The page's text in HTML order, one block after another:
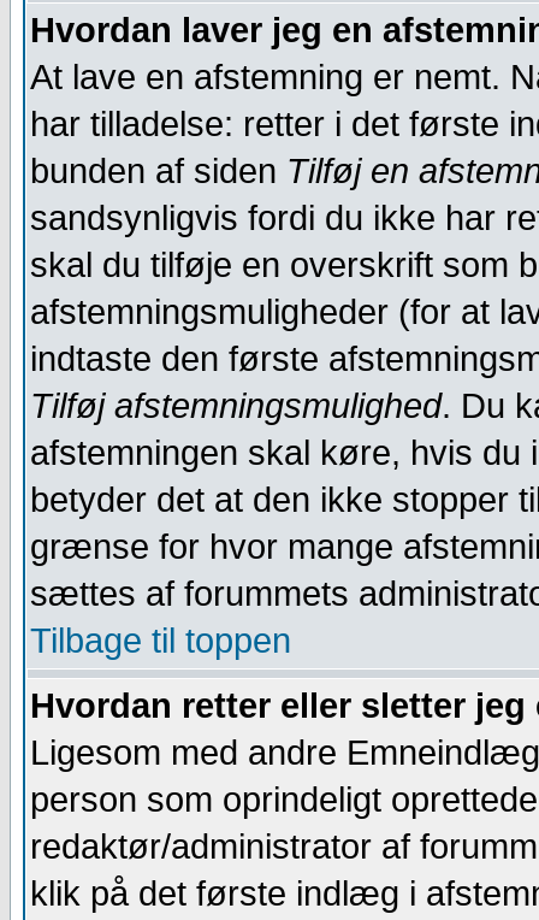
Hvordan laver jeg en
At lave en afstemning er nemt.
har tilladelse: retter i det første
bunden af siden Tilføj en
sandsynligvis fordi du ikke har
skal du tilføje en overskrift som
afstemningsmuligheder (for at
indtaste den første
Tilføj afstemningsmulighed. Du
afstemningen skal køre, hvis du
betyder det at den ikke stopper
grænse for hvor mange
sættes af forummets
Tilbage til toppen
Hvordan retter eller sletter
Ligesom med andre
person som oprindeligt
redaktør/administrator af
klik på det første indlæg i